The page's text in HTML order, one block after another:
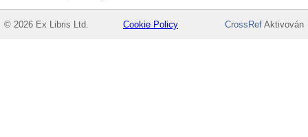
© 2026 Ex Libris Ltd. Cookie Policy CrossRefAktivován